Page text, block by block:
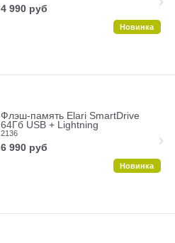
4 990 руб
Новинка
Флэш-память Elari SmartDrive
64Гб USB + Lightning
2136
6 990 руб
Новинка